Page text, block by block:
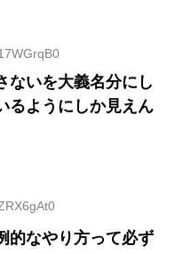
ないを大義名分にし
るようにしか見えん
的なやり方って必ず